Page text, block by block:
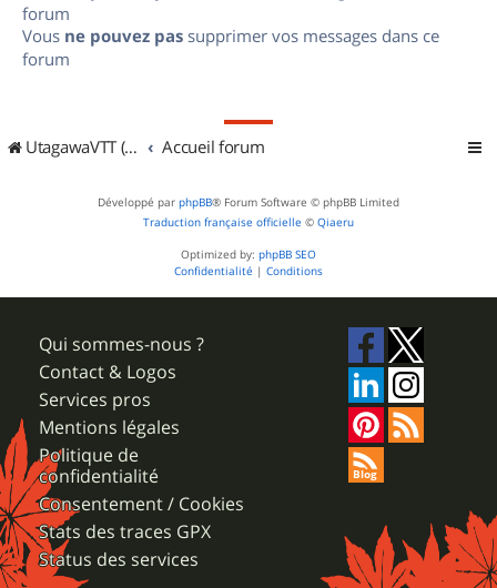
forum
Vous ne pouvez pas supprimer vos messages dans ce
forum
UtagawaVTT (Randos VTT et VTTAE avec traces GPS) Accueil forum
Développé par phpBB® Forum Software © phpBB Limited
Traduction française officielle © Qiaeru
Optimized by: phpBB SEO
Confidentialité | Conditions
Qui sommes-nous ?
Contact & Logos
Services pros
Mentions légales
Politique de
confidentialité
Consentement / Cookies
Stats des traces GPX
Status des services